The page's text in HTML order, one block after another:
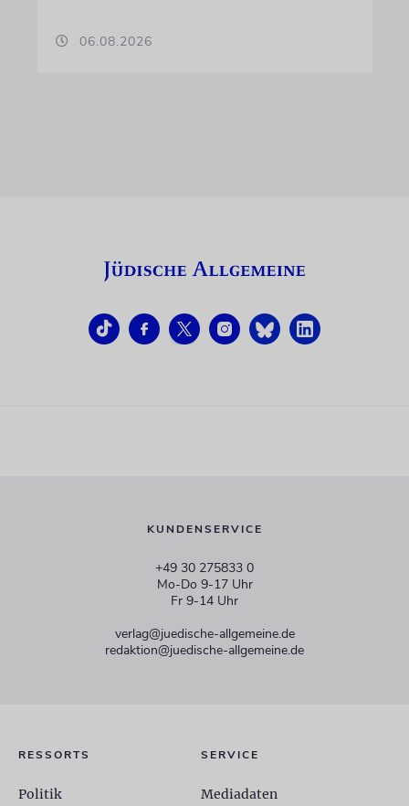
06.08.2026
KUNDENSERVICE
+49 30 275833 0
Mo-Do 9-17 Uhr
Fr 9-14 Uhr
verlag@juedische-allgemeine.de
redaktion@juedische-allgemeine.de
RESSORTS
Politik
SERVICE
Mediadaten